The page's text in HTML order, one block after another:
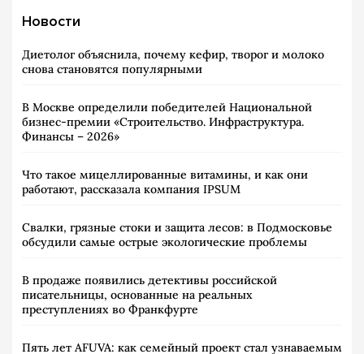
Новости
Диетолог объяснила, почему кефир, творог и молоко
снова становятся популярными
В Москве определили победителей Национальной
бизнес-премии «Строительство. Инфраструктура.
Финансы – 2026»
Что такое мицеллированные витамины, и как они
работают, рассказала компания IPSUM
Свалки, грязные стоки и защита лесов: в Подмосковье
обсудили самые острые экологические проблемы
В продаже появились детективы российской
писательницы, основанные на реальных
преступлениях во Франкфурте
Пять лет AFUVA: как семейный проект стал узнаваемым